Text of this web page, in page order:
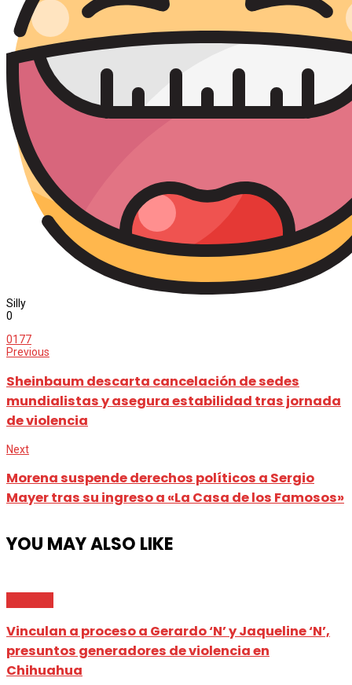
Silly
0
0177
Previous
Sheinbaum descarta cancelación de sedes
mundialistas y asegura estabilidad tras jornada
de violencia
Next
Morena suspende derechos políticos a Sergio
Mayer tras su ingreso a «La Casa de los Famosos»
YOU MAY ALSO LIKE
Vinculan a proceso a Gerardo ‘N’ y Jaqueline ‘N’,
presuntos generadores de violencia en
Chihuahua